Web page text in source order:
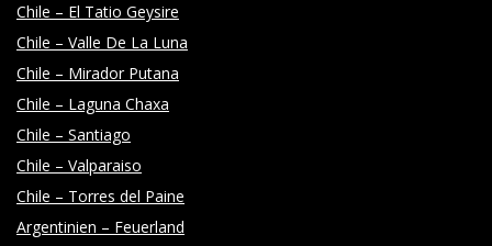
Chile – El Tatio Geysire
Chile – Valle De La Luna
Chile – Mirador Putana
Chile – Laguna Chaxa
Chile – Santiago
Chile – Valparaiso
Chile – Torres del Paine
Argentinien – Feuerland